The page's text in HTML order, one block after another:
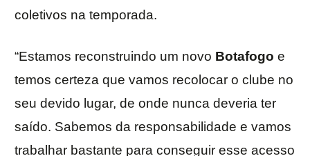
coletivos na temporada.
“Estamos reconstruindo um novo Botafogo e
temos certeza que vamos recolocar o clube no
seu devido lugar, de onde nunca deveria ter
saído. Sabemos da responsabilidade e vamos
trabalhar bastante para conseguir esse acesso